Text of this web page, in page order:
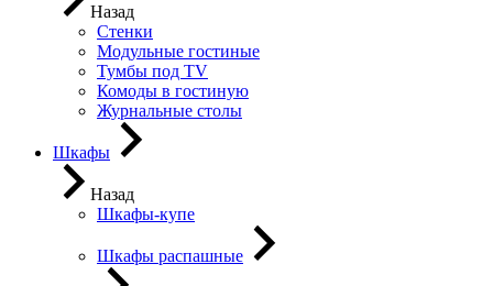
Назад
Стенки
Модульные гостиные
Тумбы под ТV
Комоды в гостиную
Журнальные столы
Шкафы
Назад
Шкафы-купе
Шкафы распашные